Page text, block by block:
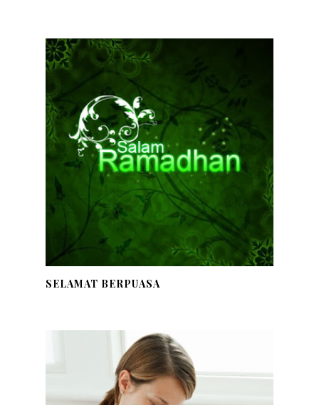
SELAMAT BERPUASA